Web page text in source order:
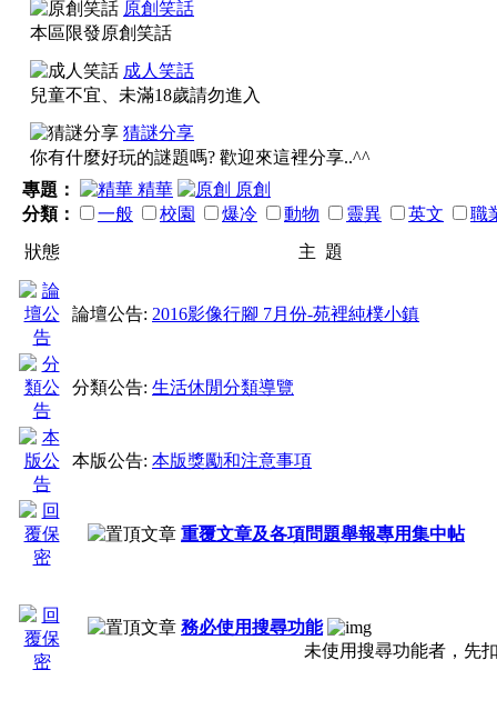
１、標題除了逗號， 、
何標點符號均禁止使
類推）
原創笑話
本區限發原創笑話
成人笑話
兒童不宜、未滿18歲請勿進入
猜謎分享
你有什麼好玩的謎題嗎? 歡迎來這裡分享..^^
專題：
精華
原創
分類：
一般 校園 爆冷 動物 靈異 英文
職
狀態
主 題
論壇公告: 2016影像行腳 7月份-苑裡純樸小鎮
分類公告: 生活休閒分類導覽
本版公告: 本版獎勵和注意事項
重覆文章及各項問題舉報專用集中帖
務必使用搜尋功能
未使用搜尋功能者，先